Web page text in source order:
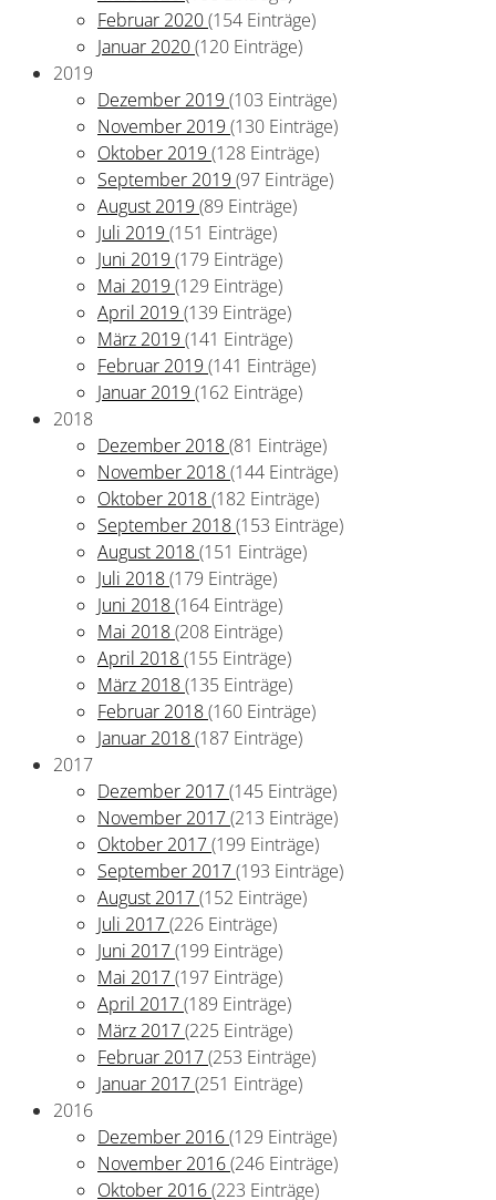
Februar 2020(154 Einträge)
Januar 2020(120 Einträge)
2019
Dezember 2019 (103 Einträge)
November 2019 (130 Einträge)
Oktober 2019 (128 Einträge)
September 2019 (97 Einträge)
August 2019 (89 Einträge)
Juli 2019 (151 Einträge)
Juni 2019 (179 Einträge)
Mai 2019 (129 Einträge)
April 2019 (139 Einträge)
März 2019 (141 Einträge)
Februar 2019 (141 Einträge)
Januar 2019 (162 Einträge)
2018
Dezember 2018(81 Einträge)
November 2018(144 Einträge)
Oktober 2018(182 Einträge)
September 2018(153 Einträge)
August 2018(151 Einträge)
Juli 2018(179 Einträge)
Juni 2018(164 Einträge)
Mai 2018(208 Einträge)
April 2018(155 Einträge)
März 2018(135 Einträge)
Februar 2018(160 Einträge)
Januar 2018(187 Einträge)
2017
Dezember 2017(145 Einträge)
November 2017(213 Einträge)
Oktober 2017(199 Einträge)
September 2017(193 Einträge)
August 2017(152 Einträge)
Juli 2017(226 Einträge)
Juni 2017(199 Einträge)
Mai 2017(197 Einträge)
April 2017(189 Einträge)
März 2017(225 Einträge)
Februar 2017(253 Einträge)
Januar 2017(251 Einträge)
2016
Dezember 2016(129 Einträge)
November 2016(246 Einträge)
Oktober 2016(223 Einträge)